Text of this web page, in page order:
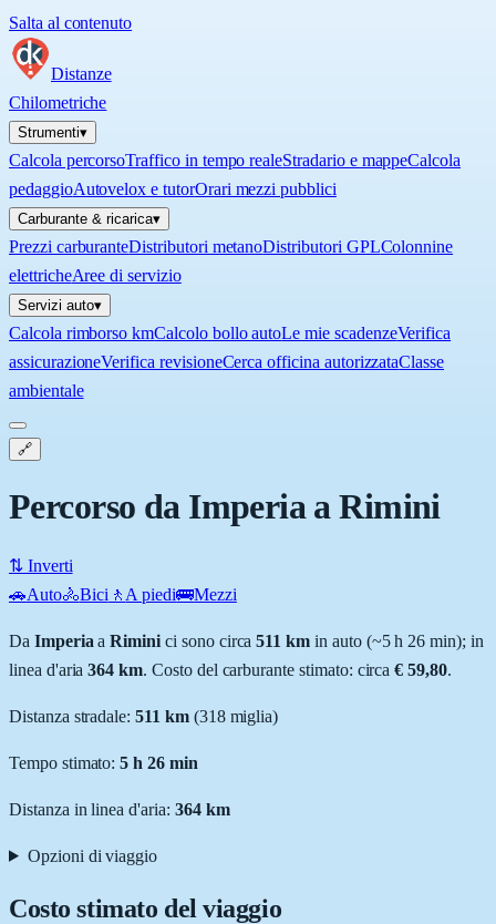
Salta al contenuto
Distanze
Chilometriche
Strumenti▾
Calcola percorsoTraffico in tempo realeStradario e mappeCalcola
pedaggioAutovelox e tutorOrari mezzi pubblici
Carburante & ricarica▾
Prezzi carburanteDistributori metanoDistributori GPLColonnine
elettricheAree di servizio
Servizi auto▾
Calcola rimborso kmCalcolo bollo autoLe mie scadenzeVerifica
assicurazioneVerifica revisioneCerca officina autorizzataClasse
ambientale
🔗
Percorso da Imperia a Rimini
⇅ Inverti
🚗Auto🚴Bici 🚶 A piedi🚌Mezzi
Da Imperia aRimini ci sono circa 511 km in auto (~5 h 26 min); in
linea d'aria364 km. Costo del carburante stimato: circa € 59,80.
Distanza stradale:511 km (318miglia)
Tempo stimato:5 h 26 min
Distanza in linea d'aria: 364km
Opzioni di viaggio
Costo stimato del viaggio